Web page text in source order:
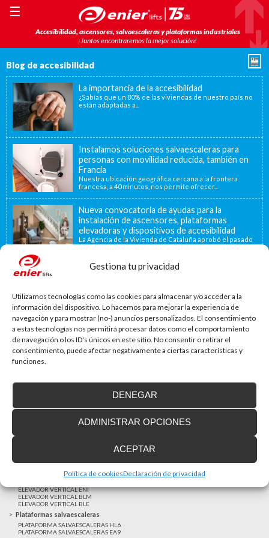
Gestiona tu privacidad
Utilizamos tecnologías como las cookies para almacenar y/o acceder a la
información del dispositivo. Lo hacemos para mejorar la experiencia de
navegación y para mostrar (no-) anuncios personalizados. El consentimiento
a estas tecnologías nos permitirá procesar datos como el comportamiento
de navegación o los ID's únicos en este sitio. No consentir o retirar el
consentimiento, puede afectar negativamente a ciertas características y
funciones.
ACEPTAR
DENEGAR
ADMINISTRAR OPCIONES
Política de cookiesDeclaración de privacidad
Accesibilidad, ascensores, salvaescaleras y plataformas industriales
¡Juntos encontraremos la mejor solución!
☰
Blog de accesibilidad
La importancia de la accesibilidad
¿Sabías que un 80% de las viviendas de nuestro país no
están adaptadas a...
Instalamos soluciones salvaescaleras para
personas con movilidad reducida, también en
Francia
Nuestra ubicación geográfica cercana a la frontera
francesa, a 40 minutos, nos permite ofrecer...
Nueva convocatoria de ayudas para la
instalación de ascensores, plataformas
elevadoras y dispositivos de accesibilidad
La Agencia de la Vivienda de Cataluña aprobó el pasado
15 de noviembre de...
La accesibilidad universal es una prioridad
MAS NOTICIAS
Elevadores verticales
ELEVADOR VERTICAL ENI
ELEVADOR VERTICAL BLM
ELEVADOR VERTICAL BLE
Plataformas salvaescaleras
PLATAFORMA SALVAESCALERAS HL6
PLATAFORMA SALVAESCALERAS EA9